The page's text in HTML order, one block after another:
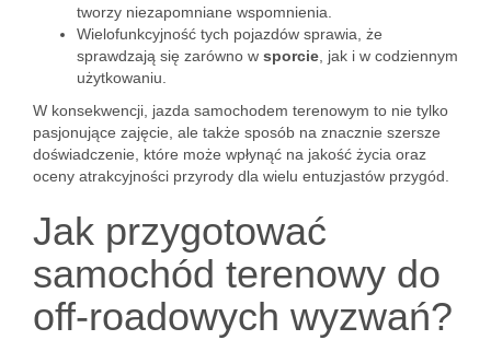
tworzy niezapomniane wspomnienia.
Wielofunkcyjność tych pojazdów sprawia, że
sprawdzają się zarówno w sporcie , jak i w codziennym
użytkowaniu.
W konsekwencji, jazda samochodem terenowym to nie tylko
pasjonujące zajęcie, ale także sposób na znacznie szersze
doświadczenie, które może wpłynąć na jakość życia oraz
oceny atrakcyjności przyrody dla wielu entuzjastów przygód.
Jak przygotować
samochód terenowy do
off-roadowych wyzwań?